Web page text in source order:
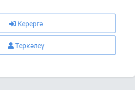
Керергә
Теркәлеү